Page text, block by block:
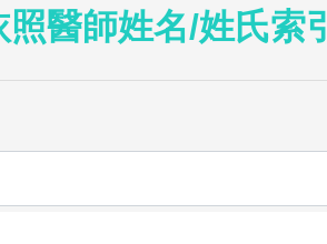
照醫師姓名/姓氏索引